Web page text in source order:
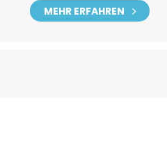
MEHR ERFAHREN